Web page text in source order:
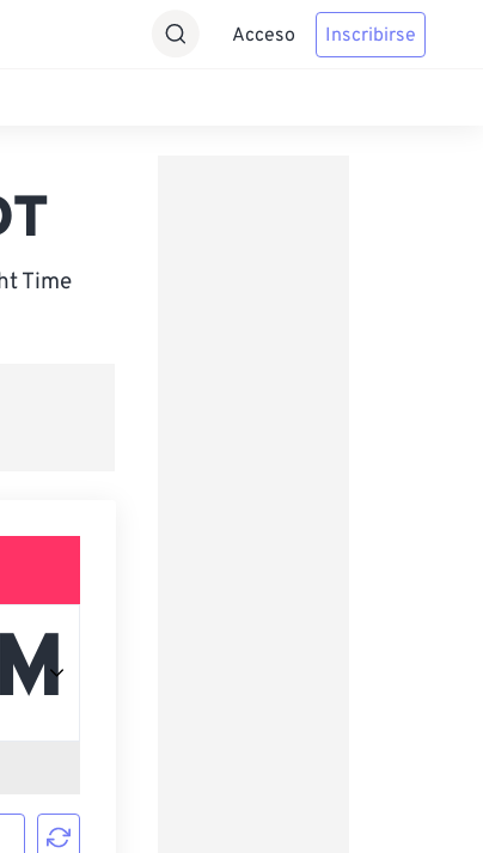
Acceso Inscribirse
Time